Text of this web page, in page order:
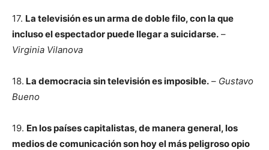
17. La televisión es un arma de doble filo, con la que
incluso el espectador puede llegar a suicidarse. –
Virginia Vilanova
18. La democracia sin televisión es imposible. – Gustavo
Bueno
19. En los países capitalistas, de manera general, los
medios de comunicación son hoy el más peligroso opio